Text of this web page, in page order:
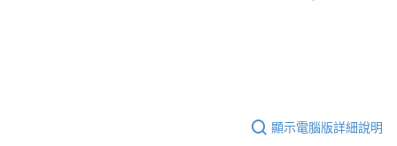
顯示電腦版詳細說明